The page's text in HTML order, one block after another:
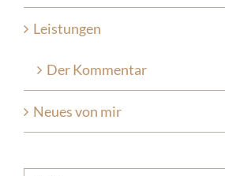
Leistungen
Der Kommentar
Neues von mir